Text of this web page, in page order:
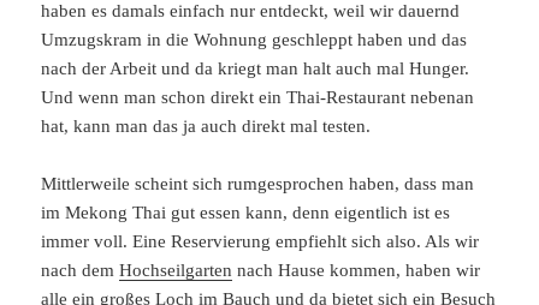
haben es damals einfach nur entdeckt, weil wir dauernd
Umzugskram in die Wohnung geschleppt haben und das
nach der Arbeit und da kriegt man halt auch mal Hunger.
Und wenn man schon direkt ein Thai-Restaurant nebenan
hat, kann man das ja auch direkt mal testen.
Mittlerweile scheint sich rumgesprochen haben, dass man
im Mekong Thai gut essen kann, denn eigentlich ist es
immer voll. Eine Reservierung empfiehlt sich also. Als wir
nach demHochseilgarten nach Hause kommen, haben wir
alle ein großes Loch im Bauch und da bietet sich ein Besuch